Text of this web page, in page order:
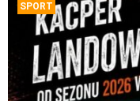
SPORT